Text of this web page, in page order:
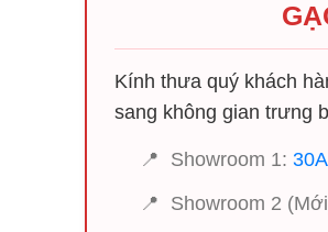
Kính thưa quý khách
sang không gian trưng
📍 Showroom 1:
📍
Showroom 2